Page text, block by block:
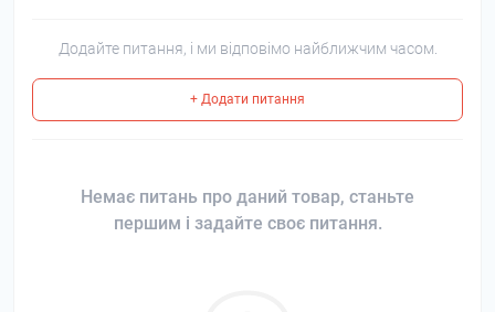
Додайте питання, і ми відповімо найближчим часом.
+ Додати питання
Немає питань про даний товар, станьте
першим і задайте своє питання.